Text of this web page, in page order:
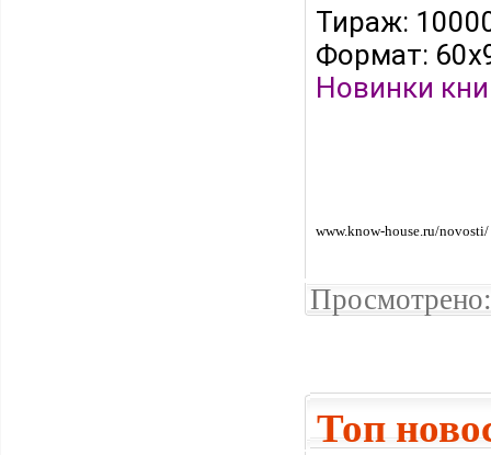
Тираж:
Формат:
Новинки
www.know-house.ru/novosti/
Топ